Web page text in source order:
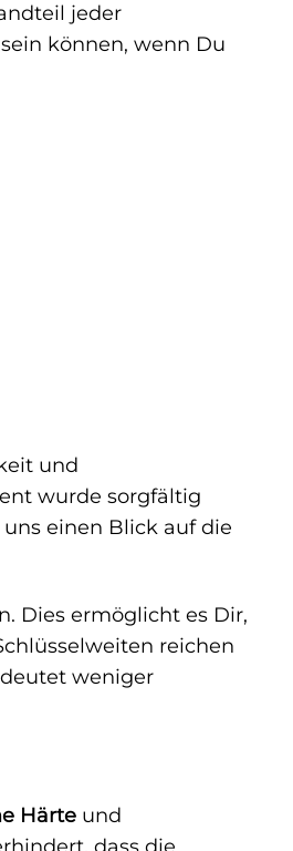
jeder
können, wenn Du
und
wurde sorgfältig
einen Blick auf die
Dies ermöglicht es Dir,
reichen
weniger
Härte und
dass die